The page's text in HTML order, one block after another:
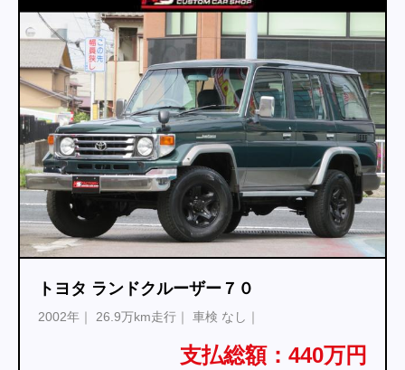
トヨタ ランドクルーザー７０
2002年 26.9万km走行 車検 なし
支払総額：440万円